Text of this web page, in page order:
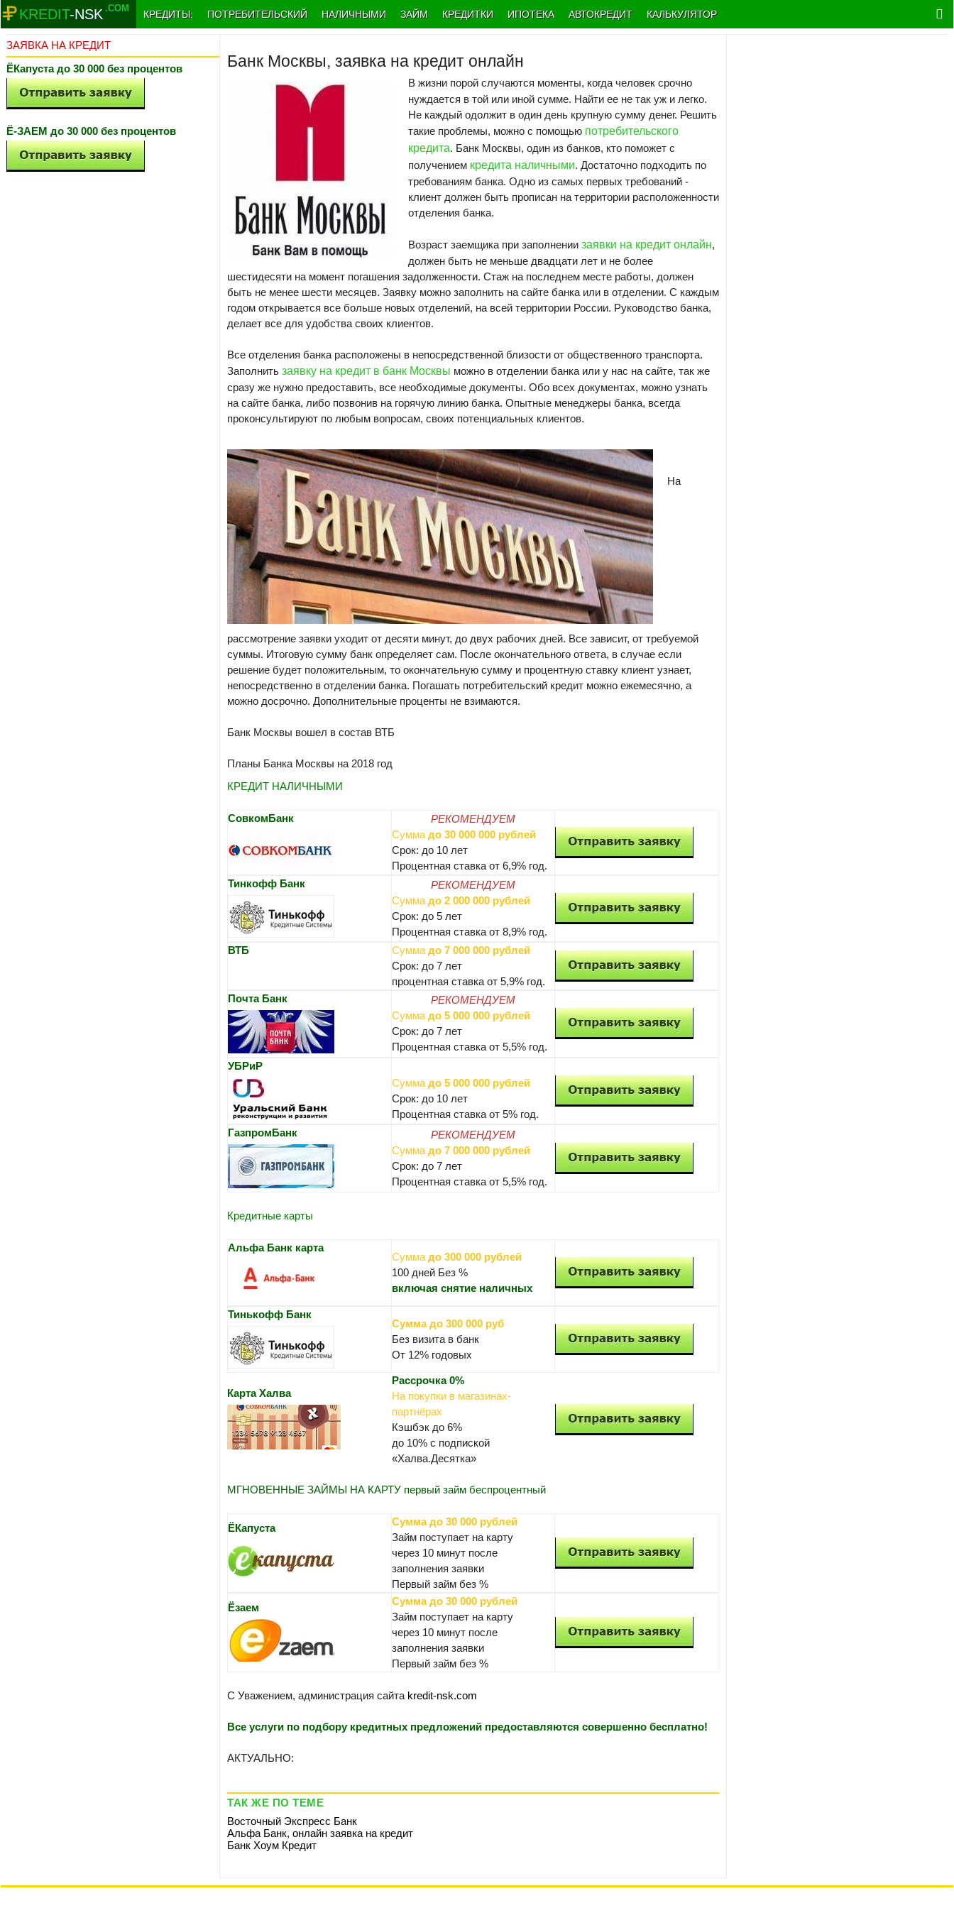
KREDIT-NSK .COM
КРЕДИТЫ: ПОТРЕБИТЕЛЬСКИЙ НАЛИЧНЫМИ ЗАЙМ КРЕДИТКИ ИПОТЕКА АВТОКРЕДИТ КАЛЬКУЛЯТОР
ЗАЯВКА НА КРЕДИТ
ЁКапуста до 30 000 без процентов
Ё-ЗАЕМ до 30 000 без процентов
Банк Москвы, заявка на кредит онлайн
В жизни порой случаются моменты, когда человек срочно
нуждается в той или иной сумме. Найти ее не так уж и легко.
Не каждый одолжит в один день крупную сумму денег. Решить
такие проблемы, можно с помощью потребительского
кредита. Банк Москвы, один из банков, кто поможет с
получением кредита наличными. Достаточно подходить по
требованиям банка. Одно из самых первых требований -
клиент должен быть прописан на территории расположенности
отделения банка.
Возраст заемщика при заполнении заявки на кредит онлайн,
должен быть не меньше двадцати лет и не более
шестидесяти на момент погашения задолженности. Стаж на последнем месте работы, должен
быть не менее шести месяцев. Заявку можно заполнить на сайте банка или в отделении. С каждым
годом открывается все больше новых отделений, на всей территории России. Руководство банка,
делает все для удобства своих клиентов.
Все отделения банка расположены в непосредственной близости от общественного транспорта.
Заполнить заявку на кредит в банк Москвы можно в отделении банка или у нас на сайте, так же
сразу же нужно предоставить, все необходимые документы. Обо всех документах, можно узнать
на сайте банка, либо позвонив на горячую линию банка. Опытные менеджеры банка, всегда
проконсультируют по любым вопросам, своих потенциальных клиентов.
На
рассмотрение заявки уходит от десяти минут, до двух рабочих дней. Все зависит, от требуемой
суммы. Итоговую сумму банк определяет сам. После окончательного ответа, в случае если
решение будет положительным, то окончательную сумму и процентную ставку клиент узнает,
непосредственно в отделении банка. Погашать потребительский кредит можно ежемесячно, а
можно досрочно. Дополнительные проценты не взимаются.
Банк Москвы вошел в состав ВТБ
Планы Банка Москвы на 2018 год
КРЕДИТ НАЛИЧНЫМИ
СовкомБанк
РЕКОМЕНДУЕМ
Сумма до 30 000 000 рублей
Срок: до 10 лет
Процентная ставка от 6,9% год.
Тинкофф Банк
РЕКОМЕНДУЕМ
Сумма до 2 000 000 рублей
Срок: до 5 лет
Процентная ставка от 8,9% год.
ВТБ
Сумма до 7 000 000 рублей
Срок: до 7 лет
процентная ставка от 5,9% год.
Почта Банк
РЕКОМЕНДУЕМ
Сумма до 5 000 000 рублей
Срок: до 7 лет
Процентная ставка от 5,5% год.
УБРиР
Сумма до 5 000 000 рублей
Срок: до 10 лет
Процентная ставка от 5% год.
ГазпромБанк
РЕКОМЕНДУЕМ
Сумма до 7 000 000 рублей
Срок: до 7 лет
Процентная ставка от 5,5% год.
Кредитные карты
Альфа Банк карта
Сумма до 300 000 рублей
100 дней Без %
включая снятие наличных
Тинькофф Банк
Сумма до 300 000 руб
Без визита в банк
От 12% годовых
Карта Халва
Рассрочка 0%
На покупки в магазинах-
партнёрах
Кэшбэк до 6%
до 10% с подпиской
«Халва.Десятка»
МГНОВЕННЫЕ ЗАЙМЫ НА КАРТУ первый займ беспроцентный
ЁКапуста
Сумма до 30 000 рублей
Займ поступает на карту
через 10 минут после
заполнения заявки
Первый займ без %
Ёзаем
Сумма до 30 000 рублей
Займ поступает на карту
через 10 минут после
заполнения заявки
Первый займ без %
С Уважением, администрация сайта kredit-nsk.com
Все услуги по подбору кредитных предложений предоставляются совершенно бесплатно!
АКТУАЛЬНО:
ТАК ЖЕ ПО ТЕМЕ
Восточный Экспресс Банк
Альфа Банк, онлайн заявка на кредит
Банк Хоум Кредит